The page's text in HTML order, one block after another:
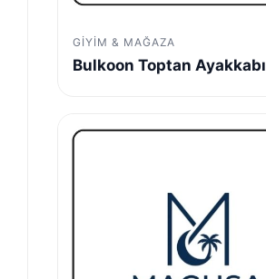
GIYIM & MAĞAZA
Bulkoon Toptan Ayakkabı